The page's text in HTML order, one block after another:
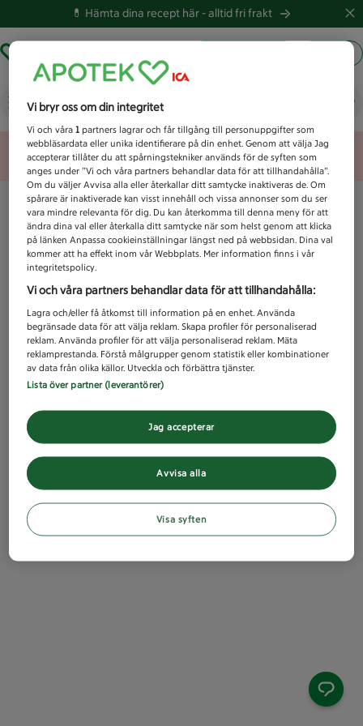
💊 Hämta dina recept här -alltid fri frakt
Vad letar du efter idag?
Unknown error
Vi bryr oss om din integritet
Vi och våra1 partners lagrar och får tillgång till personuppgifter som
webbläsardata eller unika identifierare på din enhet. Genom att välja Jag
accepterar tillåter du att spårningstekniker används för de syften som
anges under ”Vi och våra partners behandlar data för att tillhandahålla”.
Om du väljer Avvisa alla eller återkallar ditt samtycke inaktiveras de. Om
spårare är inaktiverade kan visst innehåll och vissa annonser som du ser
vara mindre relevanta för dig. Du kan återkomma till denna meny för att
ändra dina val eller återkalla ditt samtycke när som helst genom att klicka
på länken Anpassa cookieinställningar längst ned på webbsidan. Dina val
kommer att ha effekt inom vår Webbplats. Mer information finns i vår
integritetspolicy.
Vi och våra partners behandlar data för att tillhandahålla:
Lagra och/eller få åtkomst till information på en enhet. Använda
begränsade data för att välja reklam. Skapa profiler för personaliserad
reklam. Använda profiler för att välja personaliserad reklam. Mäta
reklamprestanda. Förstå målgrupper genom statistik eller kombinationer
av data från olika källor. Utveckla och förbättra tjänster.
Lista över partner (leverantörer)
Avvisa alla
Jag accepterar
Visa syften